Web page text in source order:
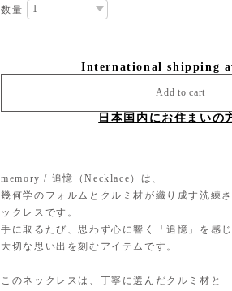
数量
International shipping
Add to cart
日本国内にお住まいの
memory / 追憶（Necklace）は、
幾何学のフォルムとクルミ材が織り成す洗練
ックレスです。
手に取るたび、思わず心に響く「追憶」を感
大切な思い出を刻むアイテムです。
このネックレスは、丁寧に選んだクルミ材と